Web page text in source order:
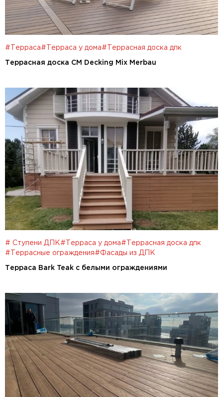
#Терраса#Терраса у дома#Террасная доска дпк
Террасная доска CM Decking Mix Merbau
# Cтупени ДПК#Терраса у дома#Террасная доска дпк
#Террасные ограждения#Фасады из ДПК
Терраса Bark Teak c белыми ограждениями